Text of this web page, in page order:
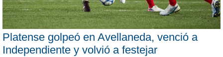
Platense golpeó en Avellaneda, venció a
Independiente y volvió a festejar